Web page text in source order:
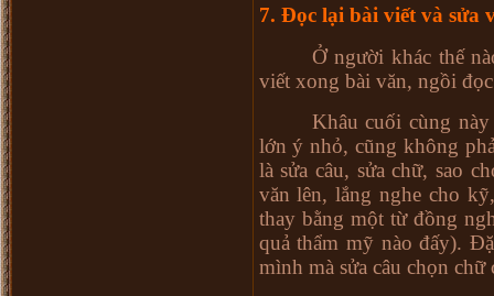
7. Đọc lại bài viết và sửa
Ở người khác thế
viết xong bài văn, ngồi
Khâu cuối cùng
lớn ý nhỏ, cũng không
là sửa câu, sửa chữ, sao
văn lên, lắng nghe cho
thay bằng một từ đồng
quả thẩm mỹ nào đấy).
mình mà sửa câu chọn